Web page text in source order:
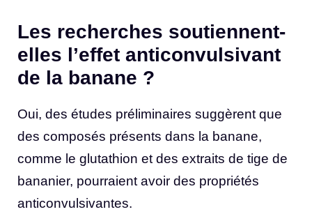
Les recherches soutiennent-
elles l’effet anticonvulsivant
de la banane ?
Oui, des études préliminaires suggèrent que
des composés présents dans la banane,
comme le glutathion et des extraits de tige de
bananier, pourraient avoir des propriétés
anticonvulsivantes.